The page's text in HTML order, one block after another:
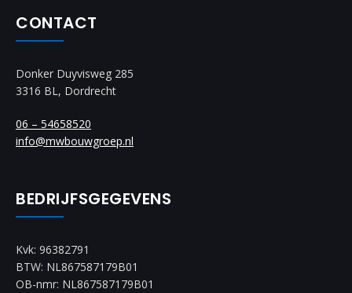
CONTACT
Donker Duyvisweg 285
3316 BL, Dordrecht
06 – 54658520
info@mwbouwgroep.nl
BEDRIJFSGEGEVENS
Kvk: 96382791
BTW: NL867587179B01
OB-nmr: NL867587179B01